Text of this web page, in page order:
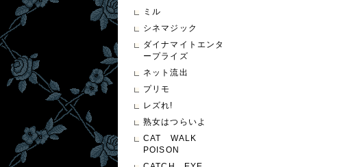
ミル
シネマジック
ダイナマイトエンタ
ープライズ
ネット流出
プリモ
レズれ!
熟女はつらいよ
CAT WALK
POISON